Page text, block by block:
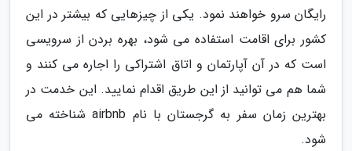
رایگان سرو خواهند نمود. یکی از چیزهایی که بیشتر در این
کشور برای اقامت استفاده می شود، بهره بردن از سرویسی
است که در آن آپارتمان و اتاق اشتراکی را اجاره می کنند و
شما هم می توانید از این طریق اقدام نمایید. این خدمت در
بهترین زمان سفر به گرجستان با نام airbnb شناخته می
شود.